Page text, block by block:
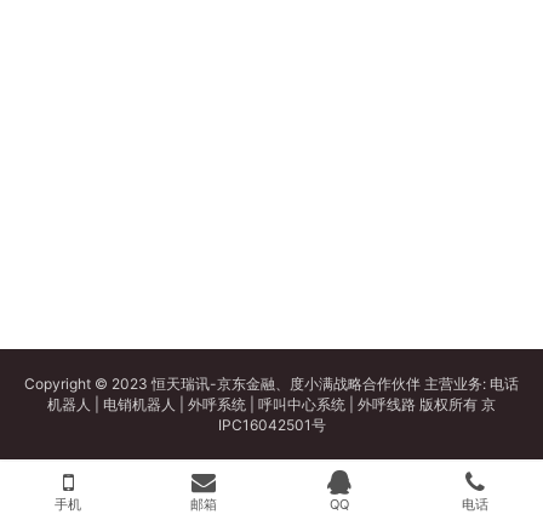
Copyright © 2023 恒天瑞讯-京东金融、度小满战略合作伙伴 主营业务: 电话
机器人
电销机器人 外呼系统 呼叫中心系统 外呼线路 版权所有 京
IPC16042501号
手机 邮箱 QQ 电话